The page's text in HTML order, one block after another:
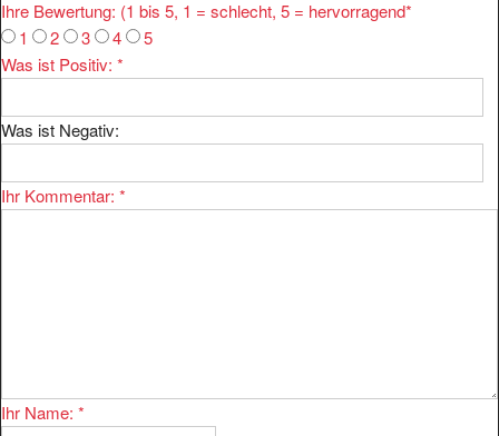
Ihre Bewertung: (1 bis 5, 1 = schlecht, 5 = hervorragend*
1
2 3 4
5
Was ist Positiv: *
Was ist Negativ:
Ihr Kommentar: *
Ihr Name: *